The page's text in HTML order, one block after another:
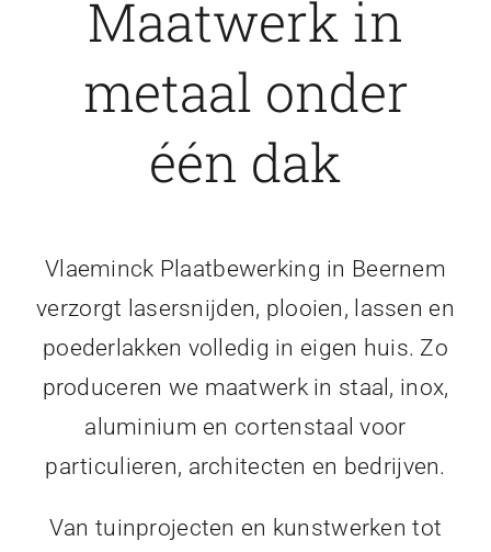
Maatwerk in
metaal onder
één dak
Vlaeminck Plaatbewerking in Beernem
verzorgt lasersnijden, plooien, lassen en
poederlakken volledig in eigen huis. Zo
produceren we maatwerk in staal, inox,
aluminium en cortenstaal voor
particulieren, architecten en bedrijven.
Van tuinprojecten en kunstwerken tot